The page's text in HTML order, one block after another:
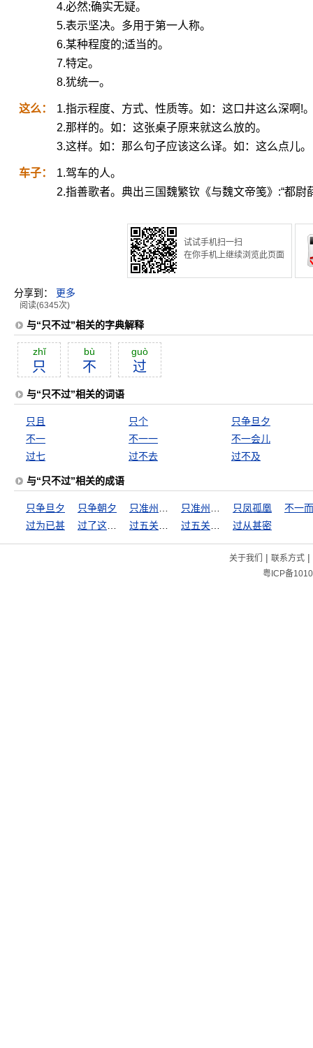
4.必然;确实无疑。
5.表示坚决。多用于第一人称。
6.某种程度的;适当的。
7.特定。
8.犹统一。
这么：
1.指示程度、方式、性质等。如：这口井这么深啊!
2.那样的。如：这张桌子原来就这么放的。
3.这样。如：那么句子应该这么译。如：这么点儿。
车子：
1.驾车的人。
2.指善歌者。典出三国魏繁钦《与魏文帝笺》:“都
试试手机扫一扫
在你手机上继续浏览此页面
分享到： 更多
阅读(6345次)
与“只不过”相关的字典解释
zhĭ
只
bù
不
guò
过
与“只不过”相关的词语
只且 只个
只争旦夕
不一
不一一
不一会儿
过七
过不去 过不及
与“只不过”相关的成语
只争旦夕 只争朝夕 只凤孤凰
不一
过为已甚
过从甚密
关于我们 | 联系方式|
粤ICP备